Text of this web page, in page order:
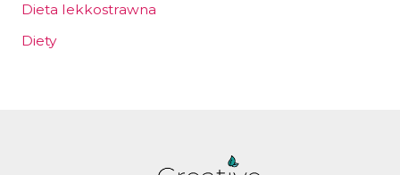
Dieta lekkostrawna
Diety